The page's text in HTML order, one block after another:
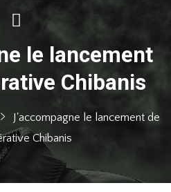
le lancement
Chibanis
J'accompagne le lancement de
Chibanis